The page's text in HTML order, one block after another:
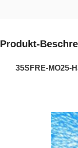
Produkt-
35SFRE-MO25-